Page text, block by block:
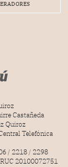
Castañeda
Quiroz
Telefónica
/ 2218 / 2298
20100072751